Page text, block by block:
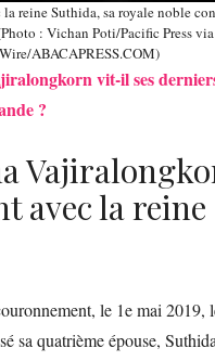
reine Suthida, sa royale noble
: Vichan Poti/Pacific Press
Wire/ABACAPRESS.COM)
vit-il ses
?
avec la reine
le 1e mai 2019,
sa quatrième épouse,